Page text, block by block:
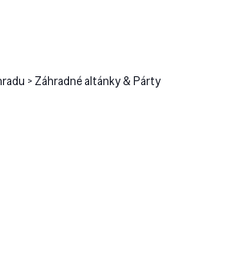
> Záhradné altánky & Párty